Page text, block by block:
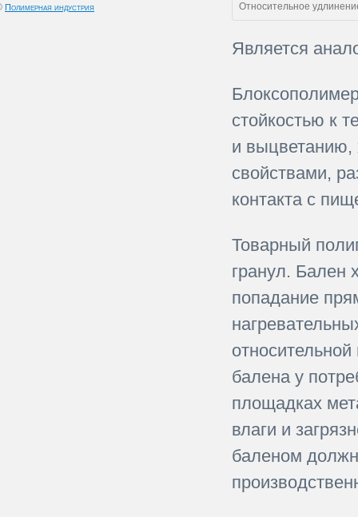
Полимерная индустрия Относительное
Является
стойкостью к
и выцветанию,
свойствами,
контакта с
Товарный
гранул. Бален
попадание
балена у
площадках
влаги и
баленом